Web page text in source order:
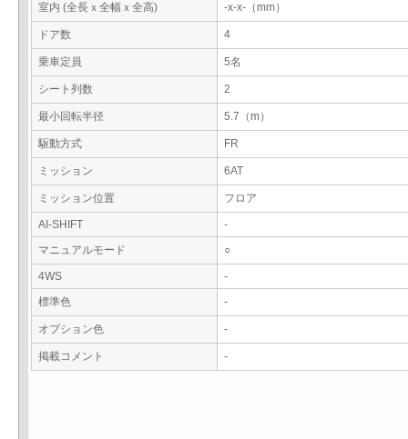
室内 (全長ｘ全幅ｘ全高) -x-x-（mm）
ドア数 4
乗車定員 5名
シート列数 2
最小回転半径 5.7（m）
駆動方式 FR
ミッション 6AT
ミッション位置 フロア
AI-SHIFT
-
マニュアルモード
○
4WS
-
標準色
-
オプション色 -
掲載コメント -